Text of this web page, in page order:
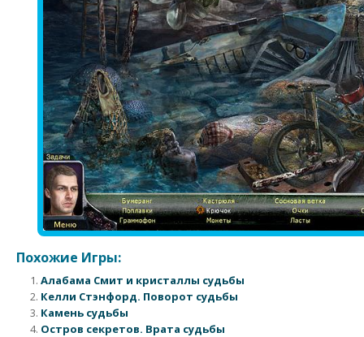
Похожие Игры:
Алабама Смит и кристаллы судьбы
Келли Стэнфорд. Поворот судьбы
Камень судьбы
Остров секретов. Врата судьбы